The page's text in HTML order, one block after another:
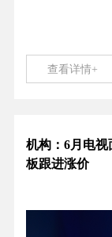
查看详情+
机构：6月电
板跟进涨价